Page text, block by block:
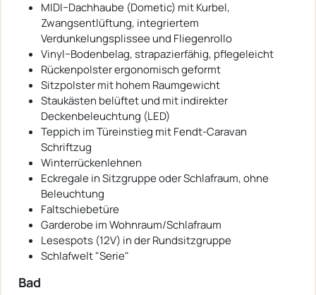
MIDI−Dachhaube (Dometic) mit Kurbel,
Zwangsentlüftung, integriertem
Verdunkelungsplissee und Fliegenrollo
Vinyl−Bodenbelag, strapazierfähig, pflegeleicht
Rückenpolster ergonomisch geformt
Sitzpolster mit hohem Raumgewicht
Staukästen belüftet und mit indirekter
Deckenbeleuchtung (LED)
Teppich im Türeinstieg mit Fendt-Caravan
Schriftzug
Winterrückenlehnen
Eckregale in Sitzgruppe oder Schlafraum, ohne
Beleuchtung
Faltschiebetüre
Garderobe im Wohnraum/Schlafraum
Lesespots (12V) in der Rundsitzgruppe
Schlafwelt "Serie"
Bad